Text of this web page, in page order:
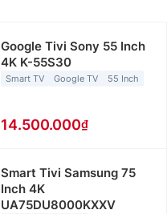
Google Tivi Sony 55 Inch
4K K-55S30
Smart TV Google TV 55 Inch
14.500.000
Smart Tivi Samsung 75
Inch 4K
UA75DU8000KXXV